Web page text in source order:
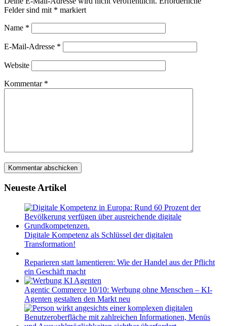
Felder sind mit * markiert
Name *
E-Mail-Adresse *
Website
Kommentar *
Neueste Artikel
Digitale Kompetenz als Schlüssel der digitalen
Transformation!
Reparieren statt lamentieren: Wie der Handel aus der Pflicht
ein Geschäft macht
Agentic Commerce 10/10: Werbung ohne Menschen – KI-
Agenten gestalten den Markt neu